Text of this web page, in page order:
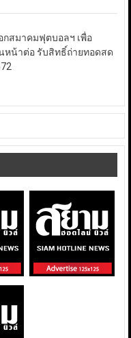
สมาคมฟุตบอลฯ เพื่อ
หน้าต่อ รับสิทธิ์ถ่ายทอดสด